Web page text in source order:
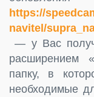
https://
navitel/
— у Вас
расширением
папку, в
необходимые